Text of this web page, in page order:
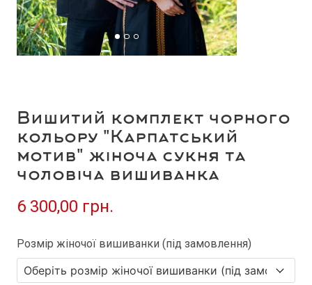
Вишитий комплект чорного
кольору "Карпатський
мотив" жіноча сукня та
чоловіча вишиванка
6 300,00 грн.
Розмір жіночої вишиванки (під замовлення)